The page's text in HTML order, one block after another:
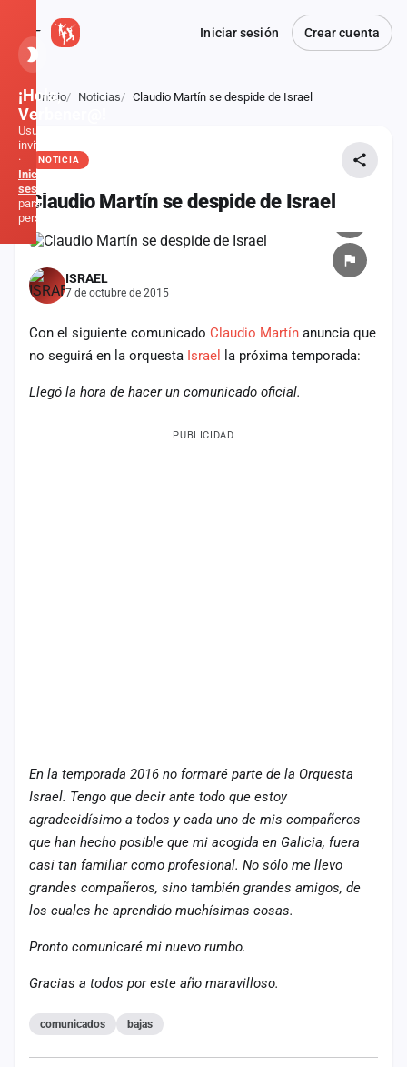
Iniciar sesión Crear cuenta
Atrás
Inicio Noticias Claudio Martín se despide de Israel
NOTICIA
Claudio Martín se despide de Israel
ISRAEL
7 de octubre de 2015
Con el siguiente comunicado Claudio Martín anuncia que
no seguirá en la orquesta Israel la próxima temporada:
Llegó la hora de hacer un comunicado oficial.
PUBLICIDAD
En la temporada 2016 no formaré parte de la Orquesta
Israel. Tengo que decir ante todo que estoy
agradecidísimo a todos y cada uno de mis compañeros
que han hecho posible que mi acogida en Galicia, fuera
casi tan familiar como profesional. No sólo me llevo
grandes compañeros, sino también grandes amigos, de
los cuales he aprendido muchísimas cosas.
Pronto comunicaré mi nuevo rumbo.
Gracias a todos por este año maravilloso.
comunicados bajas
¡Hola,
Verbener@!
Usuario
invitado
·
Inicia
sesión
para
personalizar
Inicio
Formaciones
Fiestas
Iniciar
sesión
Crear
cuenta
Administración
Contacto